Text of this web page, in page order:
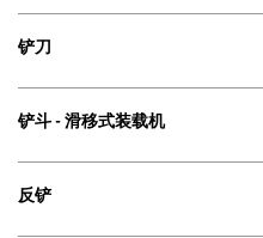
铲刀
铲斗 - 滑移式装载机
反铲